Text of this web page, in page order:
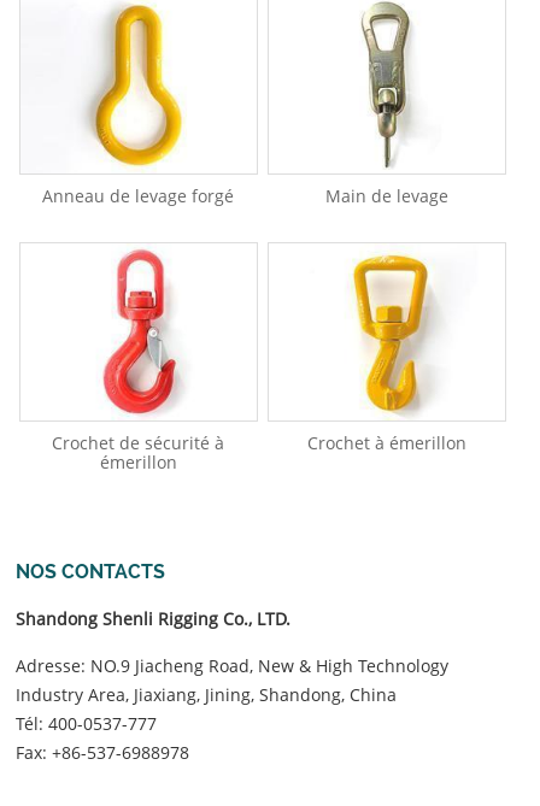
Anneau de levage forgé Main de levage
Crochet de sécurité à
émerillon
Crochet à émerillon
NOS CONTACTS
Shandong Shenli Rigging Co., LTD.
Adresse: NO.9 Jiacheng Road, New & High Technology
Industry Area, Jiaxiang, Jining, Shandong, China
Tél:400-0537-777
Fax: +86-537-6988978